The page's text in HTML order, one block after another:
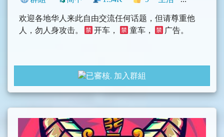
欢迎各地华人来此自由交流任何话题，但请尊重他
人，勿人身攻击。
开车， 童车， 广告。
加入群組